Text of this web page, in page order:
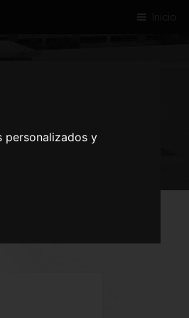
personalizados y
Inicio